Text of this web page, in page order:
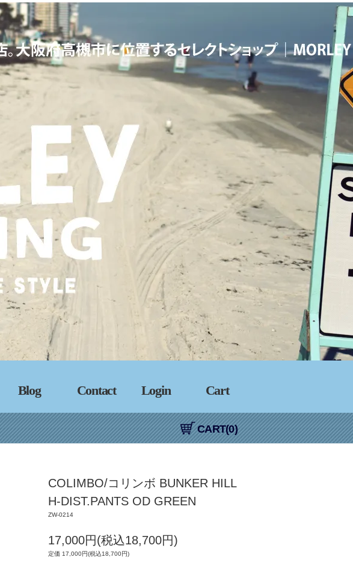
Blog Contact Login Cart
CART(0)
COLIMBO/コリンボ BUNKER HILL
H-DIST.PANTS OD GREEN
ZW-0214
17,000円(税込18,700円)
定価 17,000円(税込18,700円)